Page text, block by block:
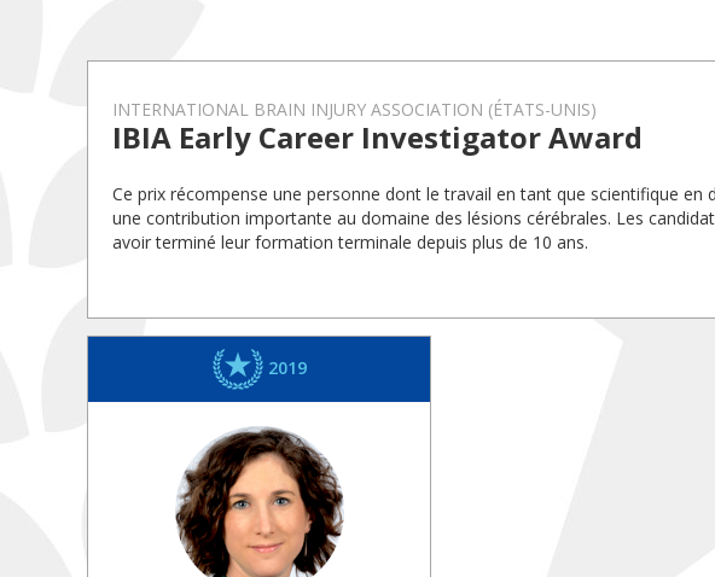
INTERNATIONAL BRAIN INJURY ASSOCIATION (ÉTATS-UNIS)
IBIA Early Career Investigator Award
Ce prix récompense une personne dont le travail en tant que scientifique en
une contribution importante au domaine des lésions cérébrales. Les
avoir terminé leur formation terminale depuis plus de 10 ans.
2019